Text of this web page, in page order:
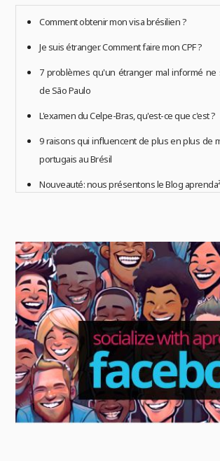
Comment obtenir mon visa brésilien ?
Je suis étranger. Comment faire mon CPF ?
7 problèmes qu'un étranger mal informé ne
de São Paulo
L'examen du Celpe-Bras, qu'est-ce que c'est ?
9 raisons qui influencent de plus en plus de
portugais au Brésil
Nouveauté: nous présentons le Blog